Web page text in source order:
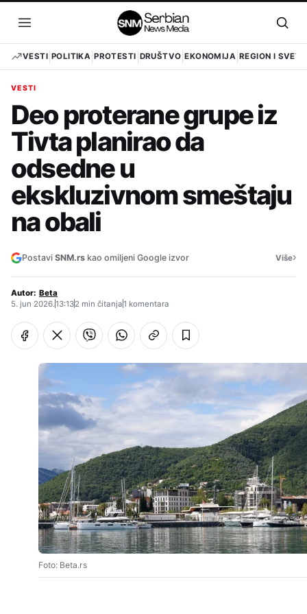
sadržaj
Otvori
meni
VESTI POLITIKA PROTESTI DRUŠTVO EKONOMIJA REGION I SVET
VESTI
Deo proterane grupe iz
Tivta planirao da
odsedne u
ekskluzivnom smeštaju
na obali
Postavi SNM.rs kao omiljeni Google izvor Više›
Autor: Beta
5. jun 2026.13:132 min čitanja1 komentara
Foto: Beta.rs